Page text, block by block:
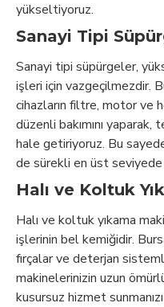
yükseltiyoruz.
Sanayi Tipi
Sanayi tipi süpürgeler,
işleri için vazgeçilmezdir.
cihazların filtre, motor ve
düzenli bakımını
hale getiriyoruz. Bu
de sürekli en üst seviyede
Halı ve Koltuk
Halı ve koltuk yıkama
işlerinin bel kemiğidir.
fırçalar ve deterjan
makinelerinizin uzun
kusursuz hizmet